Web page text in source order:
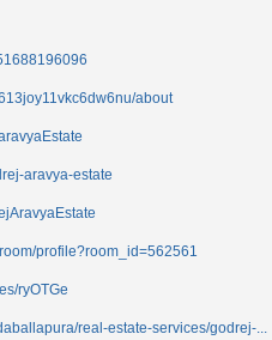
about
aravya-estate
profile?room_id=562561
ryOTGe
real-estate-services/godrej-...